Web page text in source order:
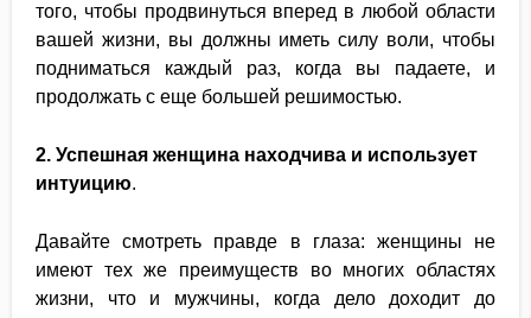
того, чтобы продвинуться вперед в любой области
вашей жизни, вы должны иметь силу воли, чтобы
подниматься каждый раз, когда вы падаете, и
продолжать с еще большей решимостью.
2. Успешная женщина находчива и использует
интуицию.
Давайте смотреть правде в глаза: женщины не
имеют тех же преимуществ во многих областях
жизни, что и мужчины, когда дело доходит до